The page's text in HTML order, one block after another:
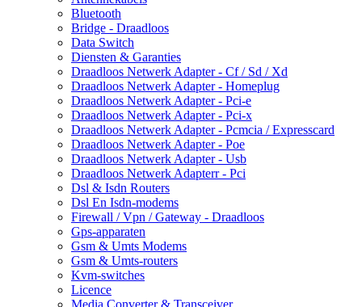
Bluetooth
Bridge - Draadloos
Data Switch
Diensten & Garanties
Draadloos Netwerk Adapter - Cf / Sd / Xd
Draadloos Netwerk Adapter - Homeplug
Draadloos Netwerk Adapter - Pci-e
Draadloos Netwerk Adapter - Pci-x
Draadloos Netwerk Adapter - Pcmcia / Expresscard
Draadloos Netwerk Adapter - Poe
Draadloos Netwerk Adapter - Usb
Draadloos Netwerk Adapterr - Pci
Dsl & Isdn Routers
Dsl En Isdn-modems
Firewall / Vpn / Gateway - Draadloos
Gps-apparaten
Gsm & Umts Modems
Gsm & Umts-routers
Kvm-switches
Licence